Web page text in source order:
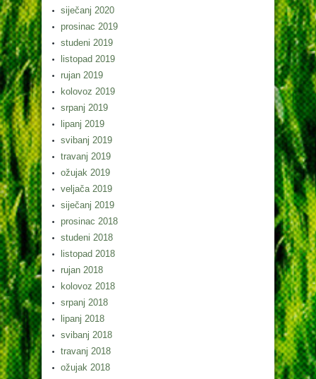
siječanj 2020
prosinac 2019
studeni 2019
listopad 2019
rujan 2019
kolovoz 2019
srpanj 2019
lipanj 2019
svibanj 2019
travanj 2019
ožujak 2019
veljača 2019
siječanj 2019
prosinac 2018
studeni 2018
listopad 2018
rujan 2018
kolovoz 2018
srpanj 2018
lipanj 2018
svibanj 2018
travanj 2018
ožujak 2018